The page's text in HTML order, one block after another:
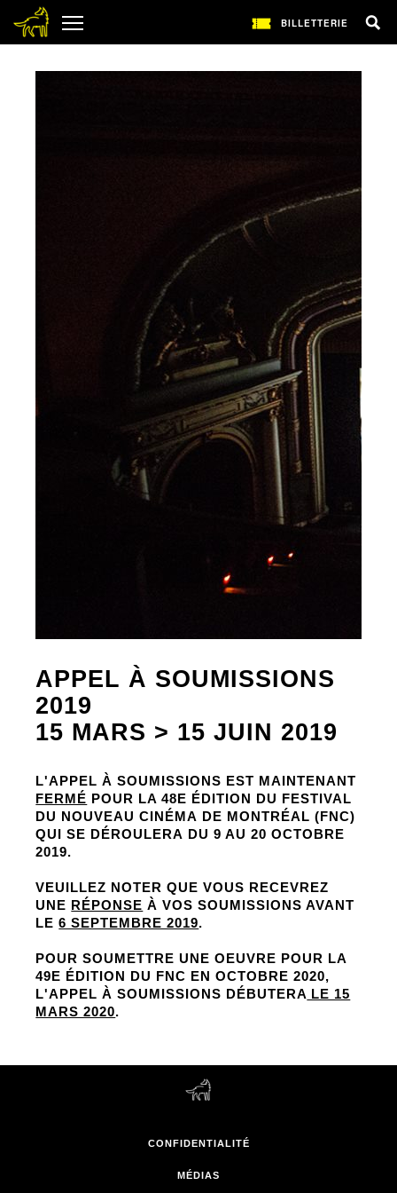
BILLETTERIE
APPEL À SOUMISSIONS
2019
15 MARS > 15 JUIN 2019
L'APPEL À SOUMISSIONS EST MAINTENANT
FERMÉ POUR LA 48E ÉDITION DU FESTIVAL
DU NOUVEAU CINÉMA DE MONTRÉAL (FNC)
QUI SE DÉROULERA DU 9 AU 20 OCTOBRE
2019.
VEUILLEZ NOTER QUE VOUS RECEVREZ
UNE RÉPONSE À VOS SOUMISSIONS AVANT
LE6 SEPTEMBRE 2019.
POUR SOUMETTRE UNE OEUVRE POUR LA
49E ÉDITION DU FNC EN OCTOBRE 2020,
L'APPEL À SOUMISSIONS DÉBUTERA LE 15
MARS 2020.
CONFIDENTIALITÉ
MÉDIAS